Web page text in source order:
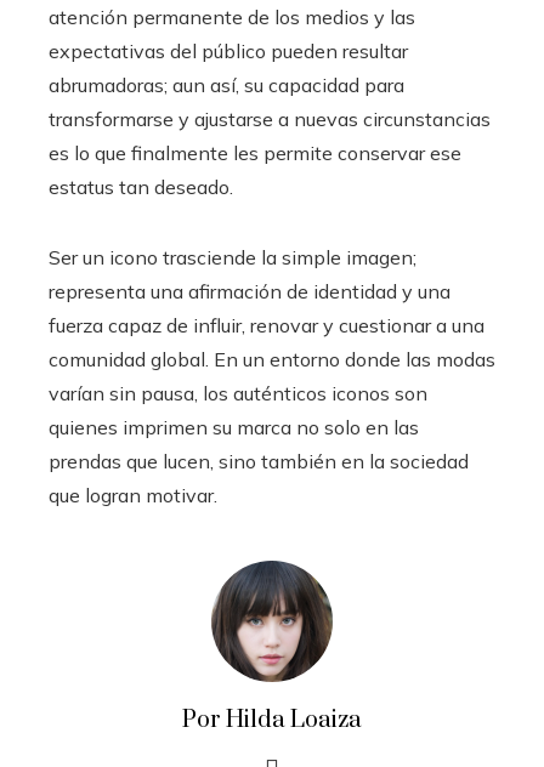
atención permanente de los medios y las
expectativas del público pueden resultar
abrumadoras; aun así, su capacidad para
transformarse y ajustarse a nuevas circunstancias
es lo que finalmente les permite conservar ese
estatus tan deseado.
Ser un icono trasciende la simple imagen;
representa una afirmación de identidad y una
fuerza capaz de influir, renovar y cuestionar a una
comunidad global. En un entorno donde las modas
varían sin pausa, los auténticos iconos son
quienes imprimen su marca no solo en las
prendas que lucen, sino también en la sociedad
que logran motivar.
Por Hilda Loaiza